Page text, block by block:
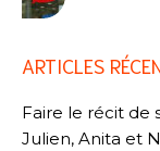
ARTICLES
Faire le récit de
Julien, Anita et